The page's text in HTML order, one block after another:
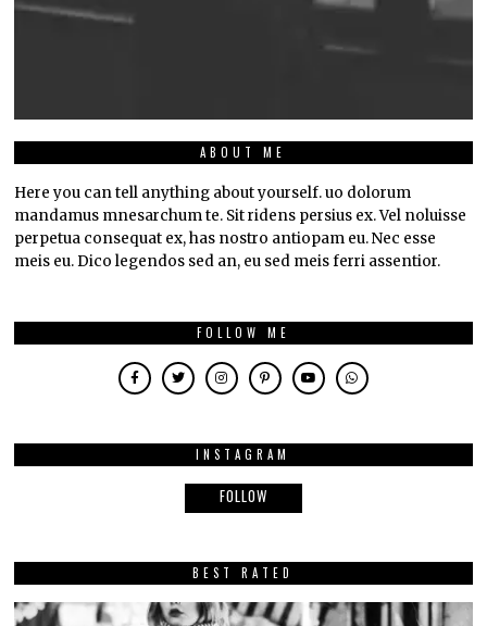
ABOUT ME
Here you can tell anything about yourself. uo dolorum
mandamus mnesarchum te. Sit ridens persius ex. Vel noluisse
perpetua consequat ex, has nostro antiopam eu. Nec esse
meis eu. Dico legendos sed an, eu sed meis ferri assentior.
FOLLOW ME
INSTAGRAM
FOLLOW
BEST RATED